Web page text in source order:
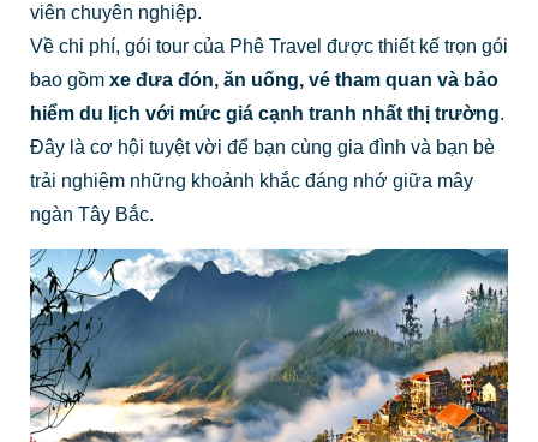
viên chuyên nghiệp.
Về chi phí, gói tour của Phê Travel được thiết kế trọn gói
bao gồmxe đưa đón, ăn uống, vé tham quan và bảo
hiểm du lịch với mức giá cạnh tranh nhất thị trường.
Đây là cơ hội tuyệt vời để bạn cùng gia đình và bạn bè
trải nghiệm những khoảnh khắc đáng nhớ giữa mây
ngàn Tây Bắc.